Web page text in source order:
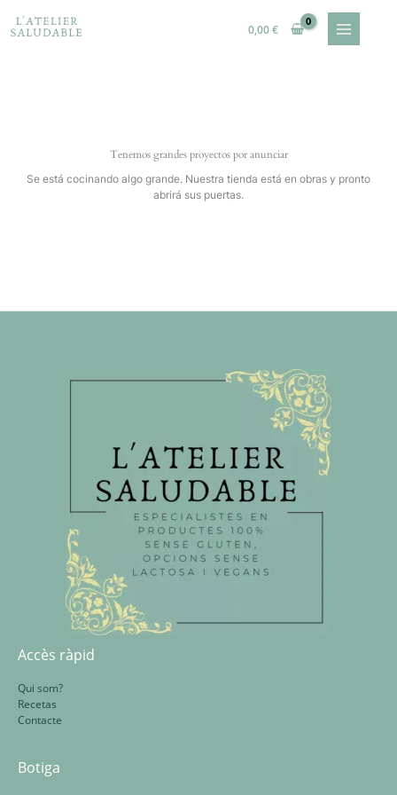
contenido
0,00€
Tenemos grandes proyectos por anunciar
Se está cocinando algo grande. Nuestra tienda está en obras y pronto
abrirá sus puertas.
Accès ràpid
Qui som?
Recetas
Contacte
Botiga